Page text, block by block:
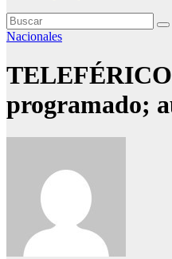
Nacionales
programado;